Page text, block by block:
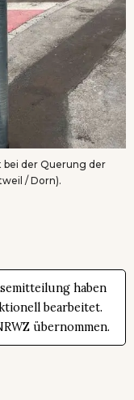
bei der Querung der
/ Dorn).
haben
bearbeitet.
übernommen.